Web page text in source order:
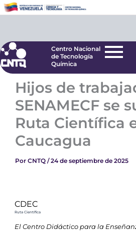
al
Centro Nacional
de Tecnología
Centro Nacional
de Tecnología
Química
Hijos de
SENAMECF se
Ruta Científica
Caucagua
Por CNTQ /24 de septiembre de 2025
CDEC
Ruta Científica
El Centro Didáctico para la